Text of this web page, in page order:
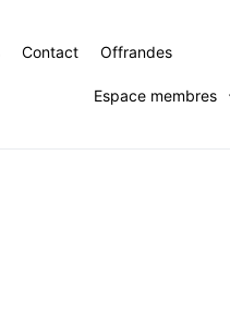
Contact Offrandes
Espace membres